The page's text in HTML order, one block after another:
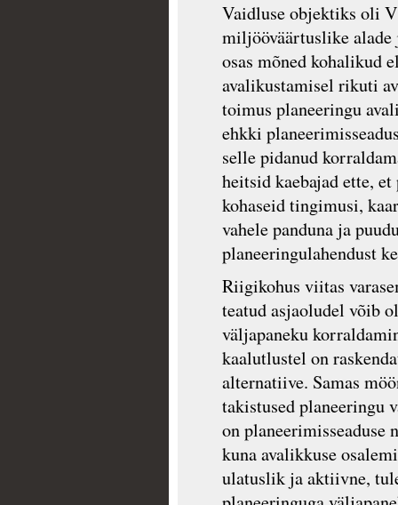
Vaidluse objektiks oli
miljööväärtuslike
osas mõned kohalikud
avalikustamisel rikuti
toimus planeeringu
ehkki
selle pidanud
heitsid kaebajad ette,
kohaseid tingimusi,
vahele panduna ja
planeeringulahendust
Riigikohus viitas
teatud asjaoludel võib
väljapaneku
kaalutlustel on
alternatiive. Samas
takistused planeeringu
on planeerimisseaduse
kuna avalikkuse
ulatuslik ja aktiivne,